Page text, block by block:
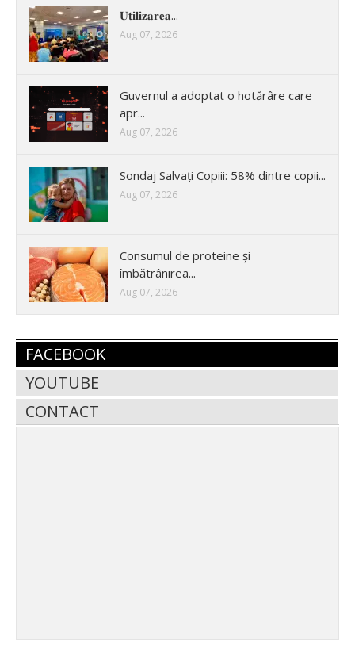
𝐔𝐭𝐢𝐥𝐢𝐳𝐚𝐫𝐞𝐚...
Aug 07, 2026
Guvernul a adoptat o hotărâre care
apr...
Aug 07, 2026
Sondaj Salvați Copiii: 58% dintre copii...
Aug 07, 2026
Consumul de proteine și
îmbătrânirea...
Aug 07, 2026
FACEBOOK
YOUTUBE
CONTACT